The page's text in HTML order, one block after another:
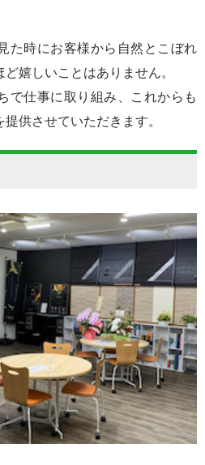
た時にお客様から自然とこぼれ
嬉しいことはありません。
で仕事に取り組み、これからも
供させていただきます。